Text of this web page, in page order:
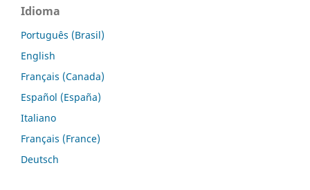
Idioma
Português (Brasil)
English
Français (Canada)
Español (España)
Italiano
Français (France)
Deutsch